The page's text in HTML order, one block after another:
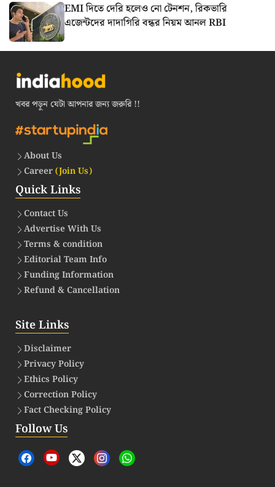
EMI দিতে দেরি হলেও নো টেনশন, রিকভারি
এজেন্টদের দাদাগিরি বন্ধর নিয়ম আনল RBI
খবর পড়ুন যেটা আপনার জন্য জরুরি !!
About Us
Career(Join Us)
Quick Links
Contact Us
Advertise With Us
Terms & condition
Editorial Team Info
Funding Information
Refund & Cancellation
Site Links
Disclaimer
Privacy Policy
Ethics Policy
Correction Policy
Fact Checking Policy
Follow Us